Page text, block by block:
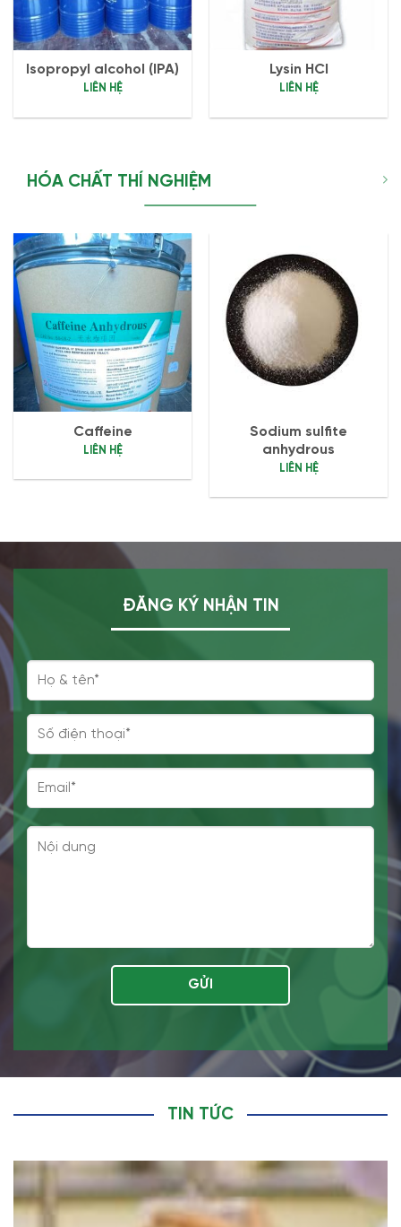
Isopropyl alcohol (IPA)
LIÊN HỆ
Lysin HCl
LIÊN HỆ
HÓA CHẤT THÍ NGHIỆM
Caffeine
LIÊN HỆ
Sodium sulfite
anhydrous
LIÊN HỆ
ĐĂNG KÝ NHẬN TIN
TIN TỨC